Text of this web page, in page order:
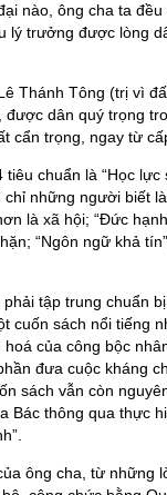
nào, ông cha ta
lý trưởng được lòng
Thánh Tông (trị vì
dân quý trọng
cẩn trọng, ngay từ
chuẩn là “Học
chỉ những người biết
là xã hội; “Đức
“Ngôn ngữ khả
tập trung chuẩn
cuốn sách nổi tiếng
của công bộc
đưa cuộc kháng
sách vẫn còn
Bác thông qua thực
ông cha, từ những